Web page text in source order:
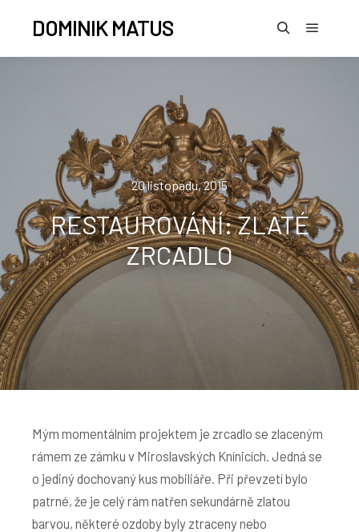
DOMINIK MATUS
20 listopadu, 2015
RESTAUROVÁNÍ: ZLATÉ
ZRCADLO
Mým momentálním projektem je zrcadlo se zlaceným
rámem ze zámku v Miroslavských Knínicích. Jedná se
o jediný dochovaný kus mobiliáře. Při převzetí bylo
patrné, že je celý rám natřen sekundárně zlatou
barvou, některé ozdoby byly ztraceny nebo